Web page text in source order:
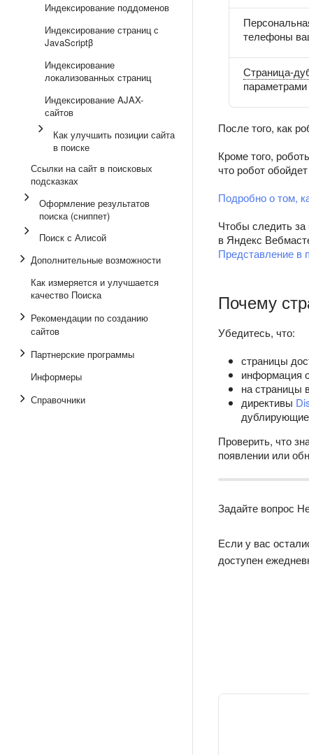
Индексирование поддоменов
Индексирование страниц с
JavaScriptβ
Индексирование
локализованных страниц
Индексирование AJAX-
сайтов
Как улучшить позиции сайта
в поиске
Ссылки на сайт в поисковых
подсказках
Оформление результатов
поиска (сниппет)
Поиск с Алисой
Дополнительные возможности
Как измеряется и улучшается
качество Поиска
Рекомендации по созданию
сайтов
Партнерские программы
Информеры
Справочники
телефоны
Страница-
После того, как
Кроме того,
что робот
Подробно о том,
Чтобы следить за
в Яндекс
Представление в
Почему
Убедитесь, что:
страницы
информация
на страницы
директивы
Проверить, что
появлении или
Задайте вопрос
Если у вас
доступен